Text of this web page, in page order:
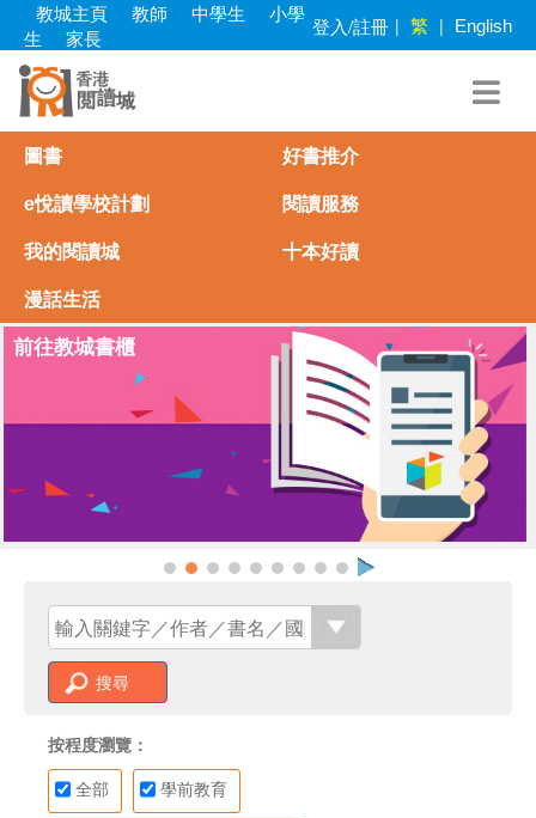
main
content
教城主頁 教師 中學生
小學
生
家長 登入/註冊 | 繁 | English
圖書 好書推介
e悅讀學校計劃 閱讀服務
我的閱讀城 十本好讀
漫話生活
前往教城書櫃
搜尋
按程度瀏覽：
全部 學前教育